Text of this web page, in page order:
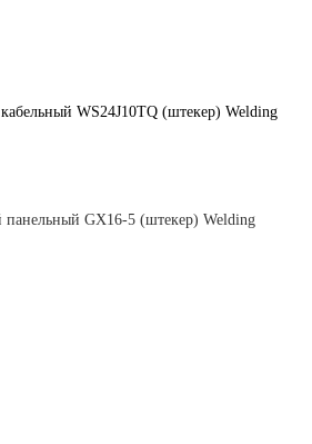
WS24J10TQ (штекер) Welding